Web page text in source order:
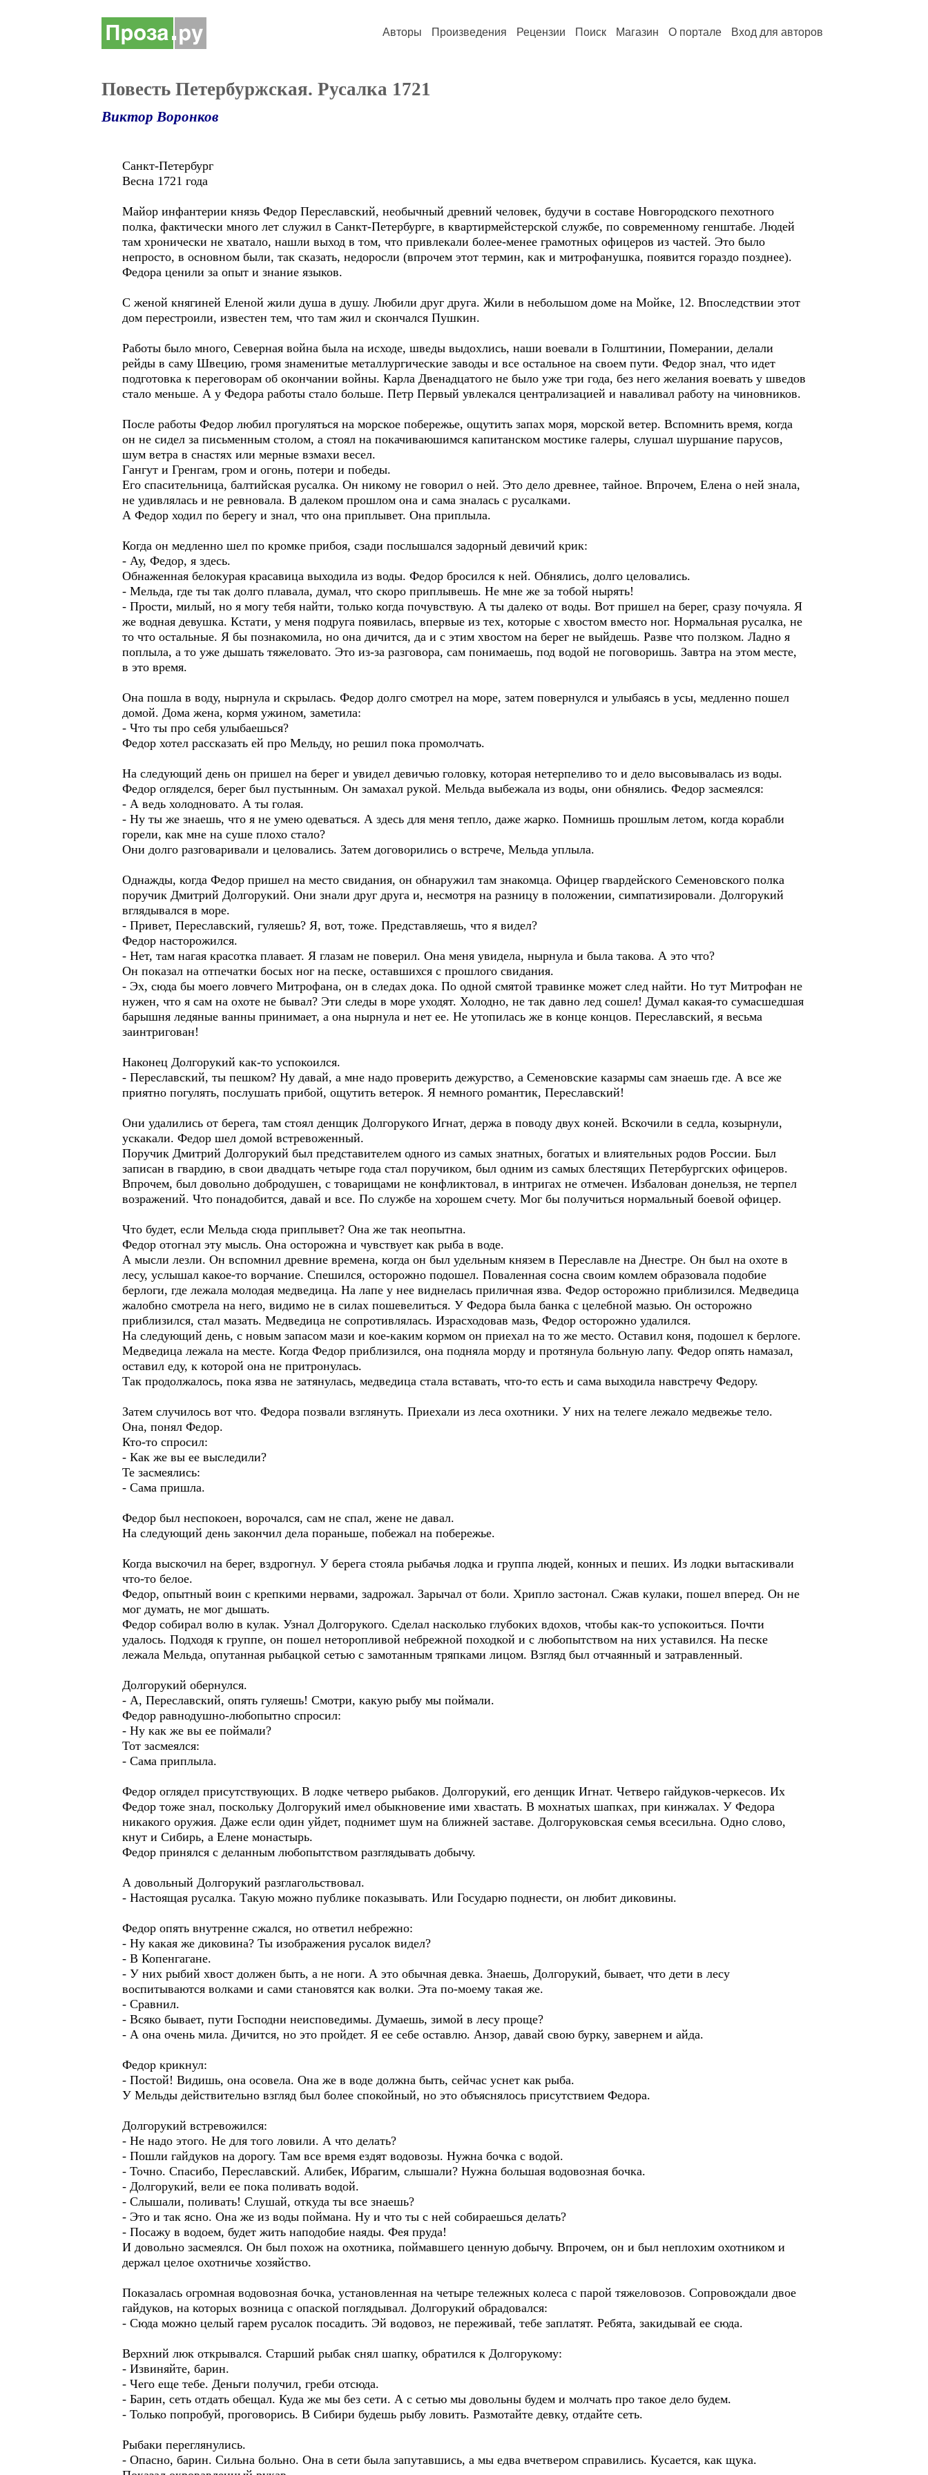
Авторы Произведения Рецензии Поиск Магазин О портале Вход для авторов
Повесть Петербуржская. Русалка 1721
Виктор Воронков
Санкт-Петербург
Весна 1721 года
Майор инфантерии князь Федор Переславский, необычный древний человек, будучи в составе Новгородского пехотного
полка, фактически много лет служил в Санкт-Петербурге, в квартирмейстерской службе, по современному генштабе. Людей
там хронически не хватало, нашли выход в том, что привлекали более-менее грамотных офицеров из частей. Это было
непросто, в основном были, так сказать, недоросли (впрочем этот термин, как и митрофанушка, появится гораздо позднее).
Федора ценили за опыт и знание языков.
С женой княгиней Еленой жили душа в душу. Любили друг друга. Жили в небольшом доме на Мойке, 12. Впоследствии этот
дом перестроили, известен тем, что там жил и скончался Пушкин.
Работы было много, Северная война была на исходе, шведы выдохлись, наши воевали в Голштинии, Померании, делали
рейды в саму Швецию, громя знаменитые металлургические заводы и все остальное на своем пути. Федор знал, что идет
подготовка к переговорам об окончании войны. Карла Двенадцатого не было уже три года, без него желания воевать у шведов
стало меньше. А у Федора работы стало больше. Петр Первый увлекался централизацией и наваливал работу на чиновников.
После работы Федор любил прогуляться на морское побережье, ощутить запах моря, морской ветер. Вспомнить время, когда
он не сидел за письменным столом, а стоял на покачиваюшимся капитанском мостике галеры, слушал шуршание парусов,
шум ветра в снастях или мерные взмахи весел.
Гангут и Гренгам, гром и огонь, потери и победы.
Его спасительница, балтийская русалка. Он никому не говорил о ней. Это дело древнее, тайное. Впрочем, Елена о ней знала,
не удивлялась и не ревновала. В далеком прошлом она и сама зналась с русалками.
А Федор ходил по берегу и знал, что она приплывет. Она приплыла.
Когда он медленно шел по кромке прибоя, сзади послышался задорный девичий крик:
- Ау, Федор, я здесь.
Обнаженная белокурая красавица выходила из воды. Федор бросился к ней. Обнялись, долго целовались.
- Мельда, где ты так долго плавала, думал, что скоро приплывешь. Не мне же за тобой нырять!
- Прости, милый, но я могу тебя найти, только когда почувствую. А ты далеко от воды. Вот пришел на берег, сразу почуяла. Я
же водная девушка. Кстати, у меня подруга появилась, впервые из тех, которые с хвостом вместо ног. Нормальная русалка, не
то что остальные. Я бы познакомила, но она дичится, да и с этим хвостом на берег не выйдешь. Разве что ползком. Ладно я
поплыла, а то уже дышать тяжеловато. Это из-за разговора, сам понимаешь, под водой не поговоришь. Завтра на этом месте,
в это время.
Она пошла в воду, нырнула и скрылась. Федор долго смотрел на море, затем повернулся и улыбаясь в усы, медленно пошел
домой. Дома жена, кормя ужином, заметила:
- Что ты про себя улыбаешься?
Федор хотел рассказать ей про Мельду, но решил пока промолчать.
На следующий день он пришел на берег и увидел девичью головку, которая нетерпеливо то и дело высовывалась из воды.
Федор огляделся, берег был пустынным. Он замахал рукой. Мельда выбежала из воды, они обнялись. Федор засмеялся:
- А ведь холодновато. А ты голая.
- Ну ты же знаешь, что я не умею одеваться. А здесь для меня тепло, даже жарко. Помнишь прошлым летом, когда корабли
горели, как мне на суше плохо стало?
Они долго разговаривали и целовались. Затем договорились о встрече, Мельда уплыла.
Однажды, когда Федор пришел на место свидания, он обнаружил там знакомца. Офицер гвардейского Семеновского полка
поручик Дмитрий Долгорукий. Они знали друг друга и, несмотря на разницу в положении, симпатизировали. Долгорукий
вглядывался в море.
- Привет, Переславский, гуляешь? Я, вот, тоже. Представляешь, что я видел?
Федор насторожился.
- Нет, там нагая красотка плавает. Я глазам не поверил. Она меня увидела, нырнула и была такова. А это что?
Он показал на отпечатки босых ног на песке, оставшихся с прошлого свидания.
- Эх, сюда бы моего ловчего Митрофана, он в следах дока. По одной смятой травинке может след найти. Но тут Митрофан не
нужен, что я сам на охоте не бывал? Эти следы в море уходят. Холодно, не так давно лед сошел! Думал какая-то сумасшедшая
барышня ледяные ванны принимает, а она нырнула и нет ее. Не утопилась же в конце концов. Переславский, я весьма
заинтригован!
Наконец Долгорукий как-то успокоился.
- Переславский, ты пешком? Ну давай, а мне надо проверить дежурство, а Семеновские казармы сам знаешь где. А все же
приятно погулять, послушать прибой, ощутить ветерок. Я немного романтик, Переславский!
Они удалились от берега, там стоял денщик Долгорукого Игнат, держа в поводу двух коней. Вскочили в седла, козырнули,
ускакали. Федор шел домой встревоженный.
Поручик Дмитрий Долгорукий был представителем одного из самых знатных, богатых и влиятельных родов России. Был
записан в гвардию, в свои двадцать четыре года стал поручиком, был одним из самых блестящих Петербургских офицеров.
Впрочем, был довольно добродушен, с товарищами не конфликтовал, в интригах не отмечен. Избалован донельзя, не терпел
возражений. Что понадобится, давай и все. По службе на хорошем счету. Мог бы получиться нормальный боевой офицер.
Что будет, если Мельда сюда приплывет? Она же так неопытна.
Федор отогнал эту мысль. Она осторожна и чувствует как рыба в воде.
А мысли лезли. Он вспомнил древние времена, когда он был удельным князем в Переславле на Днестре. Он был на охоте в
лесу, услышал какое-то ворчание. Спешился, осторожно подошел. Поваленная сосна своим комлем образовала подобие
берлоги, где лежала молодая медведица. На лапе у нее виднелась приличная язва. Федор осторожно приблизился. Медведица
жалобно смотрела на него, видимо не в силах пошевелиться. У Федора была банка с целебной мазью. Он осторожно
приблизился, стал мазать. Медведица не сопротивлялась. Израсходовав мазь, Федор осторожно удалился.
На следующий день, с новым запасом мази и кое-каким кормом он приехал на то же место. Оставил коня, подошел к берлоге.
Медведица лежала на месте. Когда Федор приблизился, она подняла морду и протянула больную лапу. Федор опять намазал,
оставил еду, к которой она не притронулась.
Так продолжалось, пока язва не затянулась, медведица стала вставать, что-то есть и сама выходила навстречу Федору.
Затем случилось вот что. Федора позвали взглянуть. Приехали из леса охотники. У них на телеге лежало медвежье тело.
Она, понял Федор.
Кто-то спросил:
- Как же вы ее выследили?
Те засмеялись:
- Сама пришла.
Федор был неспокоен, ворочался, сам не спал, жене не давал.
На следующий день закончил дела пораньше, побежал на побережье.
Когда выскочил на берег, вздрогнул. У берега стояла рыбачья лодка и группа людей, конных и пеших. Из лодки вытаскивали
что-то белое.
Федор, опытный воин с крепкими нервами, задрожал. Зарычал от боли. Хрипло застонал. Сжав кулаки, пошел вперед. Он не
мог думать, не мог дышать.
Федор собирал волю в кулак. Узнал Долгорукого. Сделал насколько глубоких вдохов, чтобы как-то успокоиться. Почти
удалось. Подходя к группе, он пошел неторопливой небрежной походкой и с любопытством на них уставился. На песке
лежала Мельда, опутанная рыбацкой сетью с замотанным тряпками лицом. Взгляд был отчаянный и затравленный.
Долгорукий обернулся.
- А, Переславский, опять гуляешь! Смотри, какую рыбу мы поймали.
Федор равнодушно-любопытно спросил:
- Ну как же вы ее поймали?
Тот засмеялся:
- Сама приплыла.
Федор оглядел присутствующих. В лодке четверо рыбаков. Долгорукий, его денщик Игнат. Четверо гайдуков-черкесов. Их
Федор тоже знал, поскольку Долгорукий имел обыкновение ими хвастать. В мохнатых шапках, при кинжалах. У Федора
никакого оружия. Даже если один уйдет, поднимет шум на ближней заставе. Долгоруковская семья всесильна. Одно слово,
кнут и Сибирь, а Елене монастырь.
Федор принялся с деланным любопытством разглядывать добычу.
А довольный Долгорукий разглагольствовал.
- Настоящая русалка. Такую можно публике показывать. Или Государю поднести, он любит диковины.
Федор опять внутренне сжался, но ответил небрежно:
- Ну какая же диковина? Ты изображения русалок видел?
- В Копенгагане.
- У них рыбий хвост должен быть, а не ноги. А это обычная девка. Знаешь, Долгорукий, бывает, что дети в лесу
воспитываются волками и сами становятся как волки. Эта по-моему такая же.
- Сравнил.
- Всяко бывает, пути Господни неисповедимы. Думаешь, зимой в лесу проще?
- А она очень мила. Дичится, но это пройдет. Я ее себе оставлю. Анзор, давай свою бурку, завернем и айда.
Федор крикнул:
- Постой! Видишь, она осовела. Она же в воде должна быть, сейчас уснет как рыба.
У Мельды действительно взгляд был более спокойный, но это объяснялось присутствием Федора.
Долгорукий встревожился:
- Не надо этого. Не для того ловили. А что делать?
- Пошли гайдуков на дорогу. Там все время ездят водовозы. Нужна бочка с водой.
- Точно. Спасибо, Переславский. Алибек, Ибрагим, слышали? Нужна большая водовозная бочка.
- Долгорукий, вели ее пока поливать водой.
- Слышали, поливать! Слушай, откуда ты все знаешь?
- Это и так ясно. Она же из воды поймана. Ну и что ты с ней собираешься делать?
- Посажу в водоем, будет жить наподобие наяды. Фея пруда!
И довольно засмеялся. Он был похож на охотника, поймавшего ценную добычу. Впрочем, он и был неплохим охотником и
держал целое охотничье хозяйство.
Показалась огромная водовозная бочка, установленная на четыре тележных колеса с парой тяжеловозов. Сопровождали двое
гайдуков, на которых возница с опаской поглядывал. Долгорукий обрадовался:
- Сюда можно целый гарем русалок посадить. Эй водовоз, не переживай, тебе заплатят. Ребята, закидывай ее сюда.
Верхний люк открывался. Старший рыбак снял шапку, обратился к Долгорукому:
- Извиняйте, барин.
- Чего еще тебе. Деньги получил, греби отсюда.
- Барин, сеть отдать обещал. Куда же мы без сети. А с сетью мы довольны будем и молчать про такое дело будем.
- Только попробуй, проговорись. В Сибири будешь рыбу ловить. Размотайте девку, отдайте сеть.
Рыбаки переглянулись.
- Опасно, барин. Сильна больно. Она в сети была запутавшись, а мы едва вчетвером справились. Кусается, как щука.